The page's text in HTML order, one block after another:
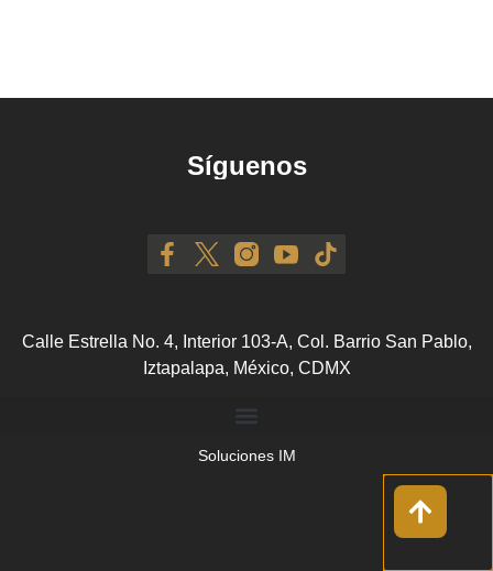
Síguenos
Calle Estrella No. 4, Interior 103-A, Col. Barrio San Pablo,
Iztapalapa, México, CDMX
Soluciones IM